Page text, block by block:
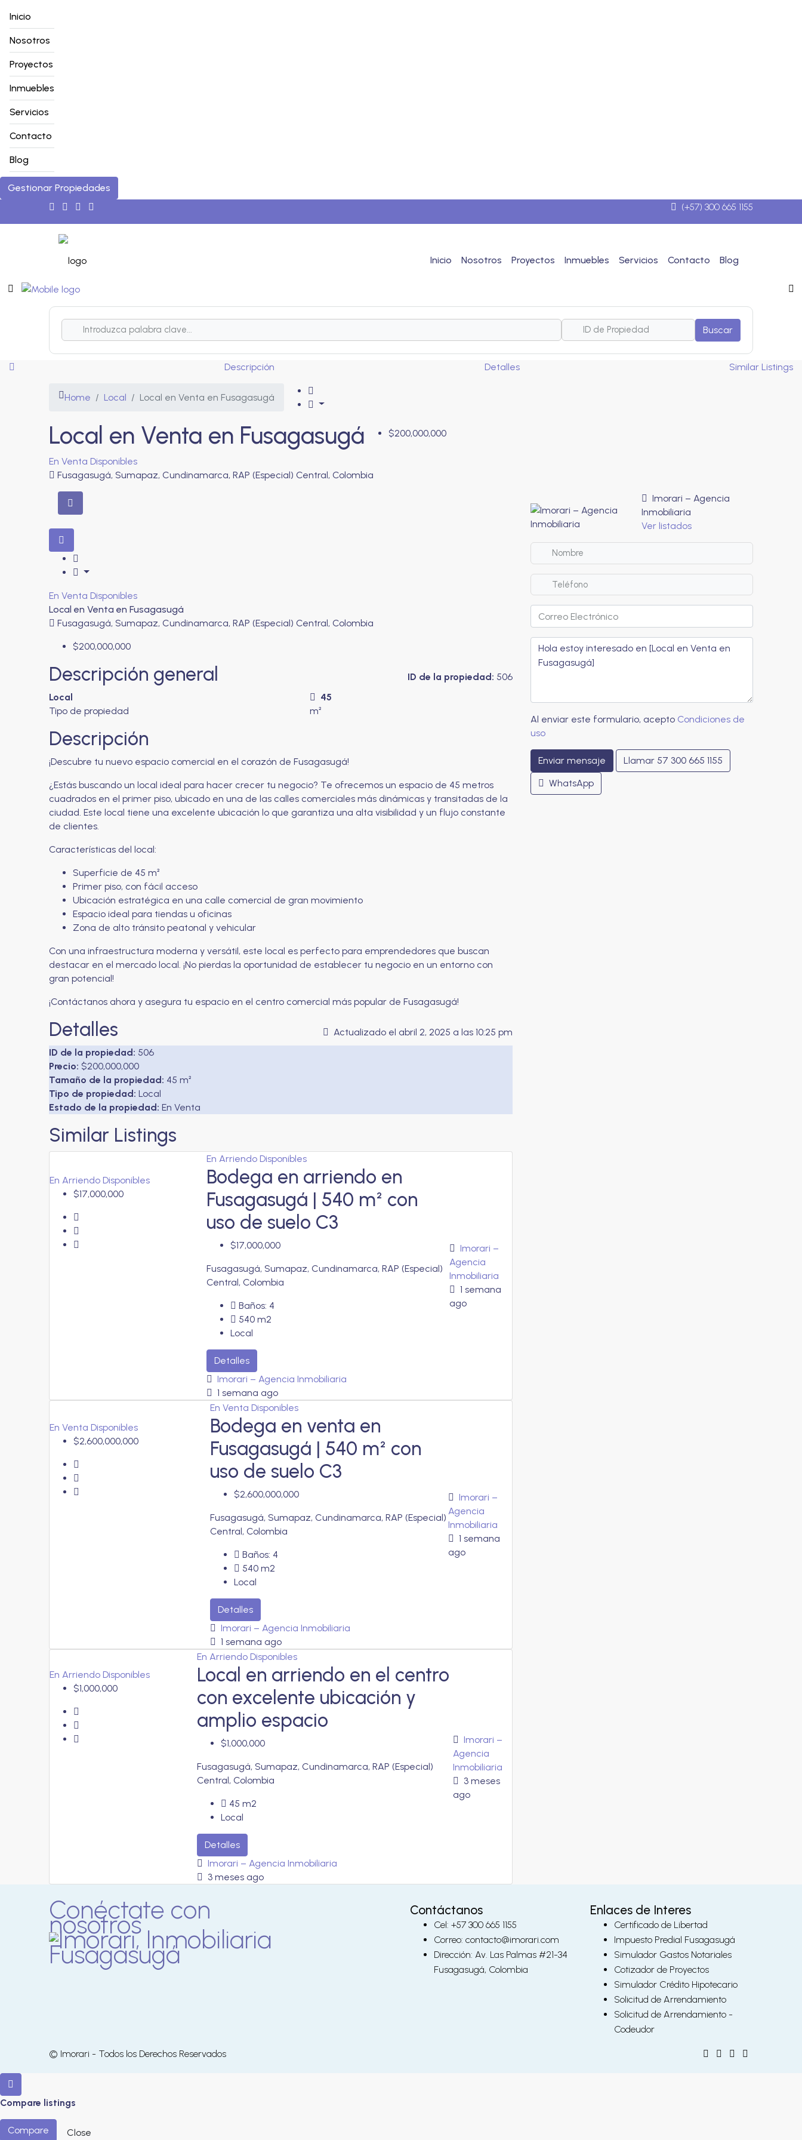
Inicio
Nosotros
Proyectos
Inmuebles
Servicios
Contacto
Blog
Gestionar Propiedades
(+57) 300 665 1155
Inicio Nosotros Proyectos Inmuebles Servicios Contacto Blog
Buscar
Descripción Detalles Similar Listings
Home Local Local en Venta en Fusagasugá
Local en Venta en Fusagasugá $200,000,000
En Venta Disponibles
Fusagasugá, Sumapaz, Cundinamarca, RAP (Especial) Central, Colombia
En Venta Disponibles
Local en Venta en Fusagasugá
Fusagasugá, Sumapaz, Cundinamarca, RAP (Especial) Central, Colombia
$200,000,000
Descripción general ID de la propiedad: 506
Local
Tipo de propiedad
45
m²
Descripción
¡Descubre tu nuevo espacio comercial en el corazón de Fusagasugá!
¿Estás buscando un local ideal para hacer crecer tu negocio? Te ofrecemos un espacio de 45 metros
cuadrados en el primer piso, ubicado en una de las calles comerciales más dinámicas y transitadas de la
ciudad. Este local tiene una excelente ubicación lo que garantiza una alta visibilidad y un flujo constante
de clientes.
Características del local:
Superficie de 45 m²
Primer piso, con fácil acceso
Ubicación estratégica en una calle comercial de gran movimiento
Espacio ideal para tiendas u oficinas
Zona de alto tránsito peatonal y vehicular
Con una infraestructura moderna y versátil, este local es perfecto para emprendedores que buscan
destacar en el mercado local. ¡No pierdas la oportunidad de establecer tu negocio en un entorno con
gran potencial!
¡Contáctanos ahora y asegura tu espacio en el centro comercial más popular de Fusagasugá!
Detalles
Actualizado el abril 2, 2025 a las 10:25 pm
ID de la propiedad: 506
Precio: $200,000,000
Tamaño de la propiedad: 45 m²
Tipo de propiedad: Local
Estado de la propiedad: En Venta
Similar Listings
En Arriendo Disponibles
$17,000,000
En Arriendo Disponibles
Bodega en arriendo en
Fusagasugá | 540 m² con
uso de suelo C3
$17,000,000
Fusagasugá, Sumapaz, Cundinamarca, RAP (Especial)
Central, Colombia
Baños: 4
540 m2
Local
Detalles
Imorari – Agencia Inmobiliaria
1 semana ago
Imorari –
Agencia
Inmobiliaria
1 semana
ago
En Venta Disponibles
$2,600,000,000
En Venta Disponibles
Bodega en venta en
Fusagasugá | 540 m² con
uso de suelo C3
$2,600,000,000
Fusagasugá, Sumapaz, Cundinamarca, RAP (Especial)
Central, Colombia
Baños: 4
540 m2
Local
Detalles
Imorari – Agencia Inmobiliaria
1 semana ago
Imorari –
Agencia
Inmobiliaria
1 semana
ago
En Arriendo Disponibles
$1,000,000
En Arriendo Disponibles
Local en arriendo en el centro
con excelente ubicación y
amplio espacio
$1,000,000
Fusagasugá, Sumapaz, Cundinamarca, RAP (Especial)
Central, Colombia
45 m2
Local
Detalles
Imorari – Agencia Inmobiliaria
3 meses ago
Imorari –
Agencia
Inmobiliaria
3 meses
ago
Imorari – Agencia
Inmobiliaria
Ver listados
Al enviar este formulario, acepto Condiciones de
uso
Enviar mensaje Llamar 57 300 665 1155
WhatsApp
Conéctate con
nosotros Contáctanos
Cel: +57 300 665 1155
Correo: contacto@imorari.com
Dirección: Av. Las Palmas #21-34
Fusagasugá, Colombia
Enlaces de Interes
Certificado de Libertad
Impuesto Predial Fusagasugá
Simulador Gastos Notariales
Cotizador de Proyectos
Simulador Crédito Hipotecario
Solicitud de Arrendamiento
Solicitud de Arrendamiento -
Codeudor
© Imorari - Todos los Derechos Reservados
Compare listings
Compare Close